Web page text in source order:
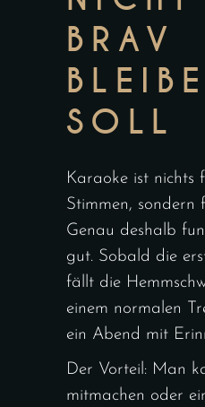
BRAV
SOLL
Karaoke ist nichts
Stimmen, sondern
Genau deshalb
gut. Sobald die
fällt die
einem normalen
ein Abend mit
Der Vorteil: Man
mitmachen oder